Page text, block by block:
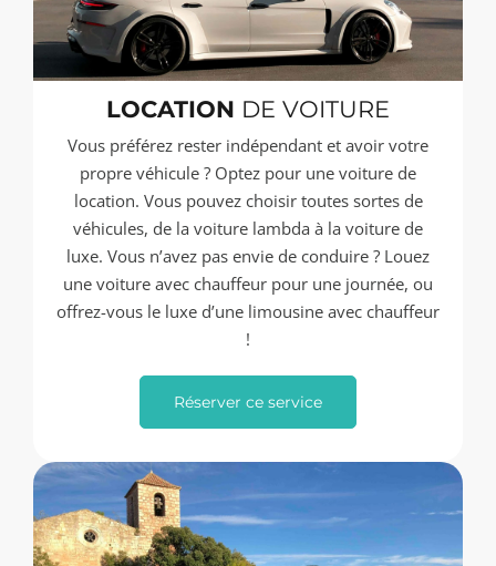
LOCATION DE VOITURE
Vous préférez rester indépendant et avoir votre
propre véhicule ? Optez pour une voiture de
location. Vous pouvez choisir toutes sortes de
véhicules, de la voiture lambda à la voiture de
luxe. Vous n’avez pas envie de conduire ? Louez
une voiture avec chauffeur pour une journée, ou
offrez-vous le luxe d’une limousine avec chauffeur
!
Réserver ce service